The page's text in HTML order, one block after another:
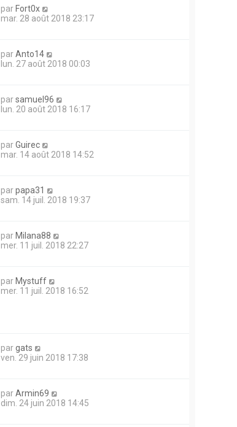
par Fort0x
mar. 28 août 2018 23:17
parAnto14
lun. 27 août 2018 00:03
parsamuel96
lun. 20 août 2018 16:17
parGuirec
mar. 14 août 2018 14:52
parpapa31
sam. 14 juil. 2018 19:37
par Milana88
mer. 11 juil. 2018 22:27
par Mystuff
mer. 11 juil. 2018 16:52
pargats
ven. 29 juin 2018 17:38
parArmin69
dim. 24 juin 2018 14:45